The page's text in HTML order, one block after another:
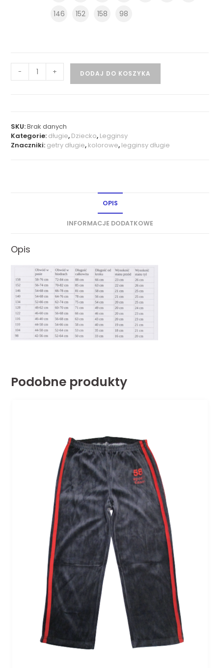
146
152 158 98
- + DODAJ DO KOSZYKA
SKU:Brak danych
Kategorie: długie, Dziecko, Legginsy
Znaczniki: getry długie, kolorowe, legginsy długie
OPIS
INFORMACJE DODATKOWE
Opis
Podobne produkty